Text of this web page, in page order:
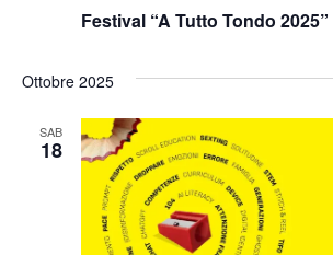
Festival “A Tutto Tondo 2025”
Ottobre 2025
SAB
18